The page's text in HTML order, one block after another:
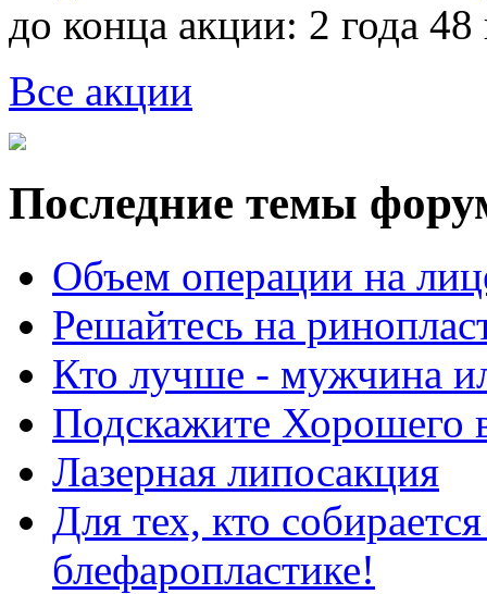
до конца акции: 2 года 48
Все акции
Последние темы
Объем операции на
Решайтесь на
Кто лучше - мужчина
Подскажите Хорошего
Лазерная липосакция
Для тех, кто
блефаропластике!